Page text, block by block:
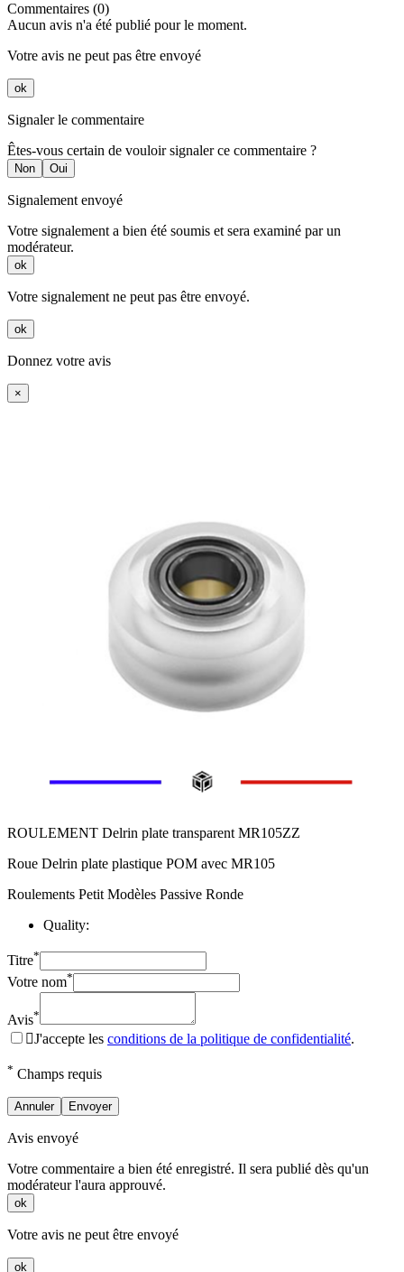
Commentaires (0)
Aucun avis n'a été publié pour le moment.
Votre avis ne peut pas être envoyé
ok
Signaler le commentaire
Êtes-vous certain de vouloir signaler ce commentaire ?
Non Oui
Signalement envoyé
Votre signalement a bien été soumis et sera examiné par un
modérateur.
ok
Votre signalement ne peut pas être envoyé.
ok
Donnez votre avis
×
ROULEMENT Delrin plate transparent MR105ZZ
Roue Delrin plate plastique POM avec MR105
Roulements Petit Modèles Passive Ronde
Quality:
Titre*
Votre nom*
Avis*
J'accepte les conditions de la politique de confidentialité.
* Champs requis
Annuler Envoyer
Avis envoyé
Votre commentaire a bien été enregistré. Il sera publié dès qu'un
modérateur l'aura approuvé.
ok
Votre avis ne peut être envoyé
ok